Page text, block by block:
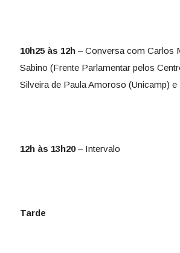
10h25 às 12h – Conversa com Carlos
Sabino (Frente Parlamentar pelos
Silveira de Paula Amoroso (Unicamp)
12h às 13h20– Intervalo
Tarde